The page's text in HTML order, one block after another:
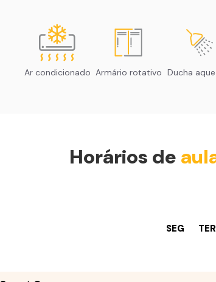
Ar condicionado Armário rotativo Ducha
Horários de
SEG TER